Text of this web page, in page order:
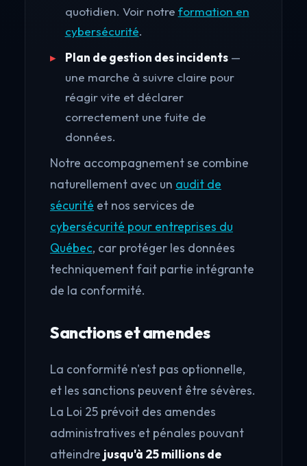
quotidien. Voir notre formation en
cybersécurité.
Plan de gestion des incidents—
une marche à suivre claire pour
réagir vite et déclarer
correctement une fuite de
données.
Notre accompagnement se combine
naturellement avec un audit de
sécurité et nos services de
cybersécurité pour entreprises du
Québec, car protéger les données
techniquement fait partie intégrante
de la conformité.
Sanctions et amendes
La conformité n'est pas optionnelle,
et les sanctions peuvent être sévères.
La Loi 25 prévoit des amendes
administratives et pénales pouvant
atteindre jusqu'à 25 millions de